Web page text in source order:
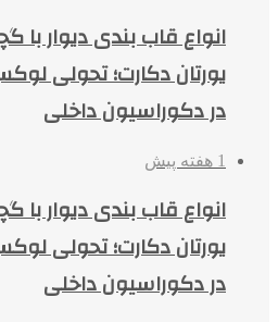
انواع قاب بندی دیوار
یورتان دکارت؛ تحولی
در دکوراسیون داخلی
1 هفته پیش
انواع قاب بندی دیوار
یورتان دکارت؛ تحولی
در دکوراسیون داخلی